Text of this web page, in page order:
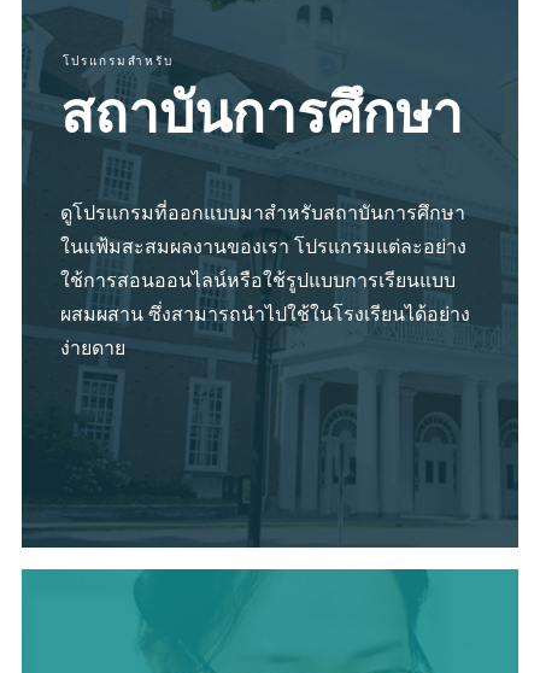
โปรแกรมสำหรับ
สถาบันการศึกษา
ดูโปรแกรมที่ออกแบบมาสำหรับสถาบันการศึกษา
ในแฟ้มสะสมผลงานของเรา โปรแกรมแต่ละอย่าง
ใช้การสอนออนไลน์หรือใช้รูปแบบการเรียนแบบ
ผสมผสาน ซึ่งสามารถนำไปใช้ในโรงเรียนได้อย่าง
ง่ายดาย